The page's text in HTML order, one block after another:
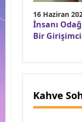
16 Haziran
İnsanı
Bir
Kahve